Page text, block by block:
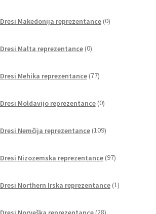
Dresi Makedonija reprezentance 0izdelkov
Dresi Malta reprezentance 0izdelkov
Dresi Mehika reprezentance 77izdelkov
Dresi Moldavijo reprezentance 0izdelkov
Dresi Nemčija reprezentance 109izdelkov
Dresi Nizozemska reprezentance 97izdelkov
Dresi Northern Irska reprezentance 1izdelek